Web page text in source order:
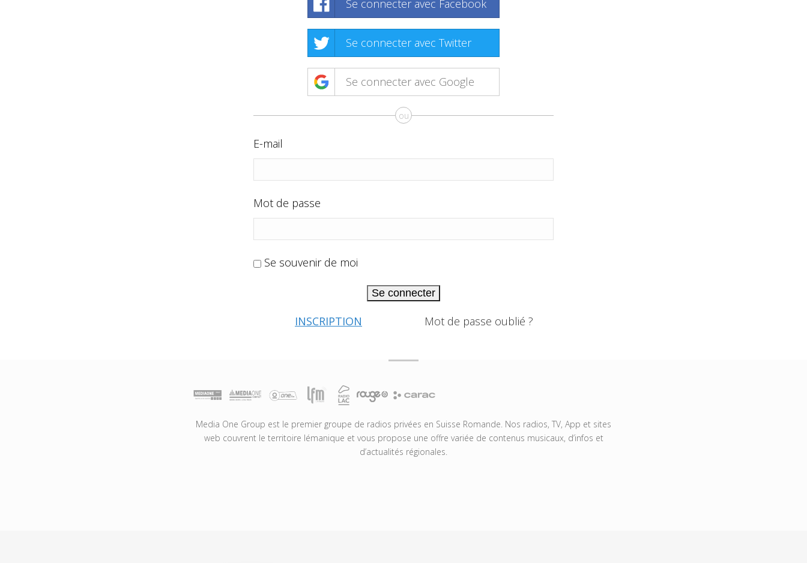
Se connecter avec Facebook
Se connecter avec Twitter
Se connecter avec Google
ou
E-mail
Mot de passe
Se souvenir de moi
Se connecter
INSCRIPTION Mot de passe oublié ?
Media One Group est le premier groupe de radios privées en Suisse Romande. Nos radios, TV, App et sites
web couvrent le territoire lémanique et vous propose une offre variée de contenus musicaux, d’infos et
d’actualités régionales.